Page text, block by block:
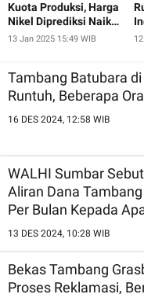
Kuota Produksi, Harga
Nikel Diprediksi Naik
Signifikan Tahun Ini
13 Jan 2025 15:49 WIB
Tambang Batubara
Runtuh, Beberapa
16 DES 2024, 12:58 WIB
WALHI Sumbar
Aliran Dana
Per Bulan Kepada
13 DES 2024, 10:28 WIB
Bekas Tambang
Proses Reklamasi,